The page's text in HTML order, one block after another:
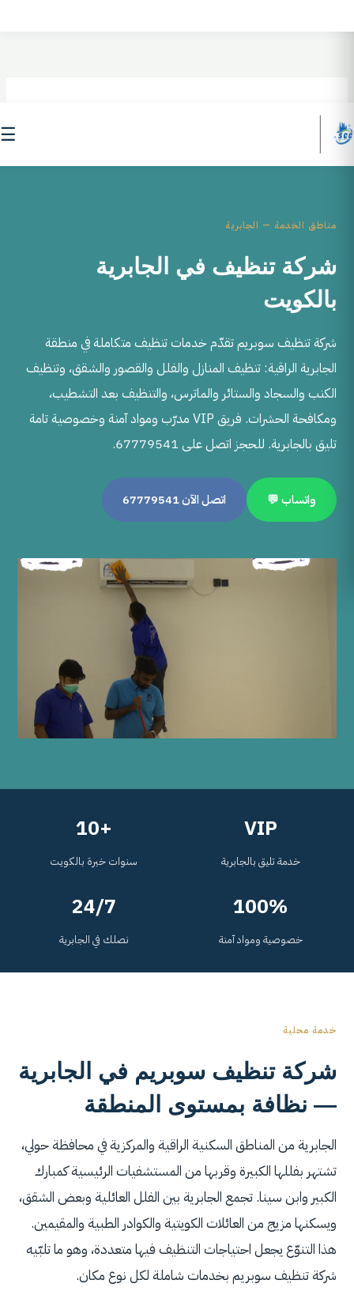
☰
مناطق الخدمة — الجابرية
شركة تنظيف في الجابرية
بالكويت
شركة تنظيف سوبريم تقدّم خدمات تنظيف متكاملة في منطقة
الجابرية الراقية: تنظيف المنازل والفلل والقصور والشقق، وتنظيف
الكنب والسجاد والستائر والماترس، والتنظيف بعد التشطيب،
ومكافحة الحشرات. فريق VIP مدرّب ومواد آمنة وخصوصية تامة
تليق بالجابرية. للحجز اتصل على 67779541.
واتساب 💬 اتصل الآن 67779541
VIP
خدمة تليق بالجابرية
+10
سنوات خبرة بالكويت
100%
خصوصية ومواد آمنة
24/7
نصلك في الجابرية
خدمة محلية
شركة تنظيف سوبريم في الجابرية
— نظافة بمستوى المنطقة
الجابرية من المناطق السكنية الراقية والمركزية في محافظة حولي،
تشتهر بفللها الكبيرة وقربها من المستشفيات الرئيسية كمبارك
الكبير وابن سينا. تجمع الجابرية بين الفلل العائلية وبعض الشقق،
ويسكنها مزيج من العائلات الكويتية والكوادر الطبية والمقيمين.
هذا التنوّع يجعل احتياجات التنظيف فيها متعددة، وهو ما تلبّيه
شركة تنظيف سوبريم بخدمات شاملة لكل نوع مكان.